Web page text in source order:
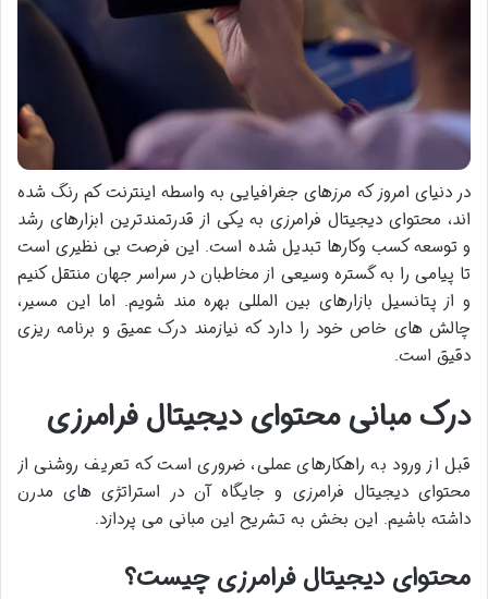
در دنیای امروز که مرزهای جغرافیایی به واسطه اینترنت کم رنگ شده
اند، محتوای دیجیتال فرامرزی به یکی از قدرتمندترین ابزارهای رشد
و توسعه کسب وکارها تبدیل شده است. این فرصت بی نظیری است
تا پیامی را به گستره وسیعی از مخاطبان در سراسر جهان منتقل کنیم
و از پتانسیل بازارهای بین المللی بهره مند شویم. اما این مسیر،
چالش های خاص خود را دارد که نیازمند درک عمیق و برنامه ریزی
دقیق است.
درک مبانی محتوای دیجیتال فرامرزی
قبل از ورود به راهکارهای عملی، ضروری است که تعریف روشنی از
محتوای دیجیتال فرامرزی و جایگاه آن در استراتژی های مدرن
داشته باشیم. این بخش به تشریح این مبانی می پردازد.
محتوای دیجیتال فرامرزی چیست؟